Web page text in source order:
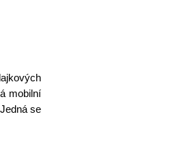
mobilní
se